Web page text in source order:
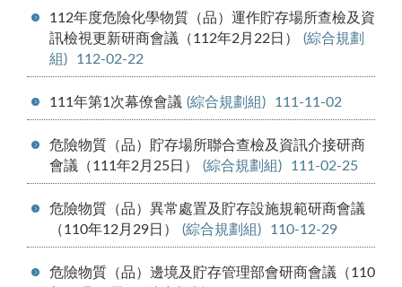
112年度危險化學物質（品）運作貯存場所查檢及資
訊檢視更新研商會議（112年2月22日）
(綜合規劃
組)
112-02-22
111年第1次幕僚會議 (綜合規劃組) 111-11-02
危險物質（品）貯存場所聯合查檢及資訊介接研商
會議（111年2月25日）
(綜合規劃組) 111-02-25
危險物質（品）異常處置及貯存設施規範研商會議
（110年12月29日）
(綜合規劃組) 110-12-29
危險物質（品）邊境及貯存管理部會研商會議（110